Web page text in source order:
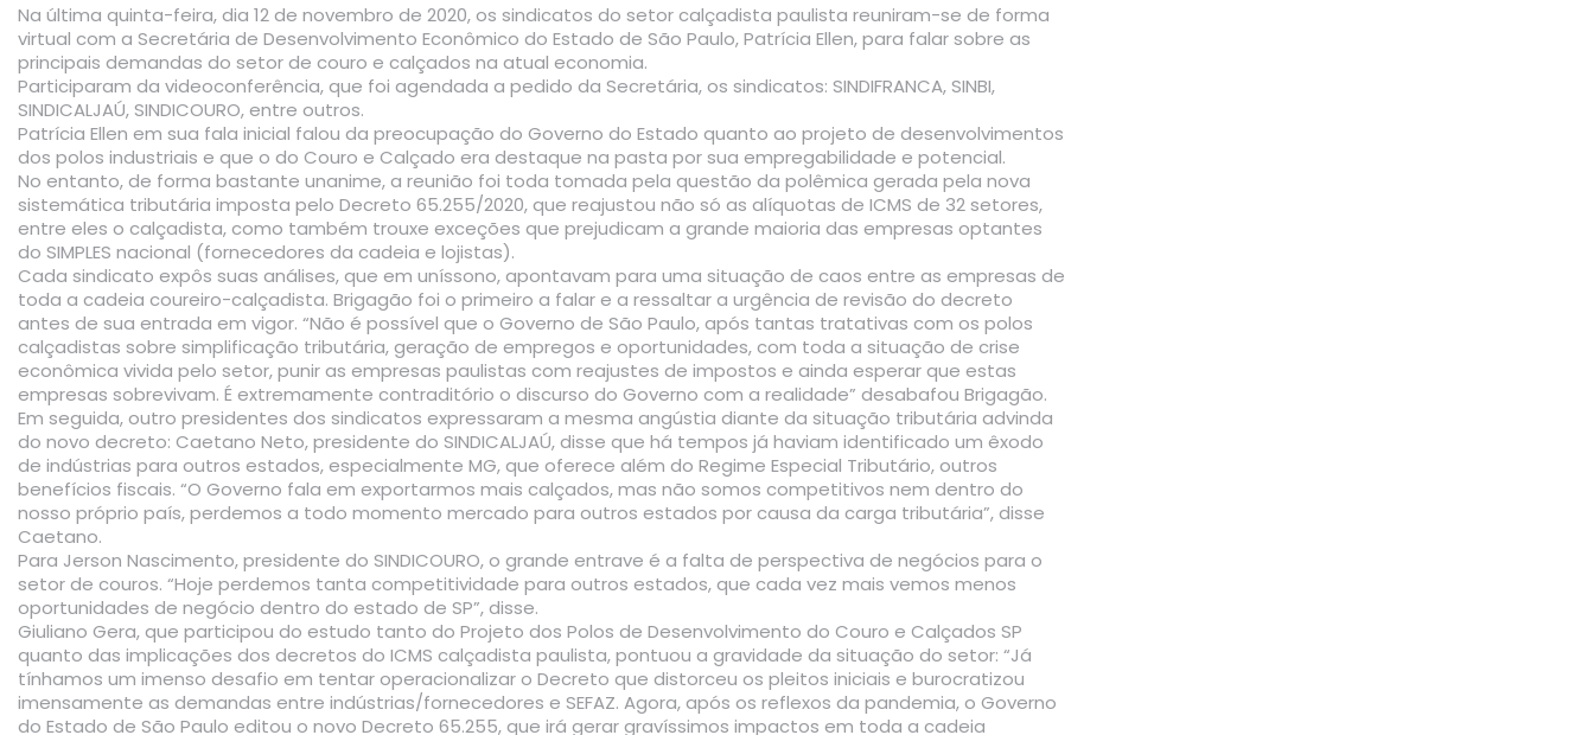
Na última quinta-feira, dia 12 de novembro de 2020, os sindicatos do setor calçadista paulista reuniram-se de forma
virtual com a Secretária de Desenvolvimento Econômico do Estado de São Paulo, Patrícia Ellen, para falar sobre as
principais demandas do setor de couro e calçados na atual economia.
Participaram da videoconferência, que foi agendada a pedido da Secretária, os sindicatos: SINDIFRANCA, SINBI,
SINDICALJAÚ, SINDICOURO, entre outros.
Patrícia Ellen em sua fala inicial falou da preocupação do Governo do Estado quanto ao projeto de desenvolvimentos
dos polos industriais e que o do Couro e Calçado era destaque na pasta por sua empregabilidade e potencial.
No entanto, de forma bastante unanime, a reunião foi toda tomada pela questão da polêmica gerada pela nova
sistemática tributária imposta pelo Decreto 65.255/2020, que reajustou não só as alíquotas de ICMS de 32 setores,
entre eles o calçadista, como também trouxe exceções que prejudicam a grande maioria das empresas optantes
do SIMPLES nacional (fornecedores da cadeia e lojistas).
Cada sindicato expôs suas análises, que em uníssono, apontavam para uma situação de caos entre as empresas de
toda a cadeia coureiro-calçadista. Brigagão foi o primeiro a falar e a ressaltar a urgência de revisão do decreto
antes de sua entrada em vigor. “Não é possível que o Governo de São Paulo, após tantas tratativas com os polos
calçadistas sobre simplificação tributária, geração de empregos e oportunidades, com toda a situação de crise
econômica vivida pelo setor, punir as empresas paulistas com reajustes de impostos e ainda esperar que estas
empresas sobrevivam. É extremamente contraditório o discurso do Governo com a realidade” desabafou Brigagão.
Em seguida, outro presidentes dos sindicatos expressaram a mesma angústia diante da situação tributária advinda
do novo decreto: Caetano Neto, presidente do SINDICALJAÚ, disse que há tempos já haviam identificado um êxodo
de indústrias para outros estados, especialmente MG, que oferece além do Regime Especial Tributário, outros
benefícios fiscais. “O Governo fala em exportarmos mais calçados, mas não somos competitivos nem dentro do
nosso próprio país, perdemos a todo momento mercado para outros estados por causa da carga tributária”, disse
Caetano.
Para Jerson Nascimento, presidente do SINDICOURO, o grande entrave é a falta de perspectiva de negócios para o
setor de couros. “Hoje perdemos tanta competitividade para outros estados, que cada vez mais vemos menos
oportunidades de negócio dentro do estado de SP”, disse.
Giuliano Gera, que participou do estudo tanto do Projeto dos Polos de Desenvolvimento do Couro e Calçados SP
quanto das implicações dos decretos do ICMS calçadista paulista, pontuou a gravidade da situação do setor: “Já
tínhamos um imenso desafio em tentar operacionalizar o Decreto que distorceu os pleitos iniciais e burocratizou
imensamente as demandas entre indústrias/fornecedores e SEFAZ. Agora, após os reflexos da pandemia, o Governo
do Estado de São Paulo editou o novo Decreto 65.255, que irá gerar gravíssimos impactos em toda a cadeia